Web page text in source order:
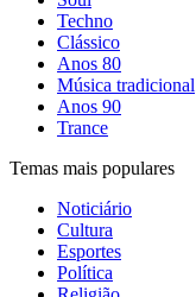
Techno
Clássico
Anos 80
Música tradicional
Anos 90
Trance
Temas mais populares
Noticiário
Cultura
Esportes
Política